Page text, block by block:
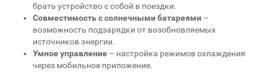
брать устройство с собой в поездки.
Совместимость с солнечными батареями –
возможность подзарядки от возобновляемых
источников энергии.
Умное управление – настройка режимов охлаждения
через мобильное приложение.